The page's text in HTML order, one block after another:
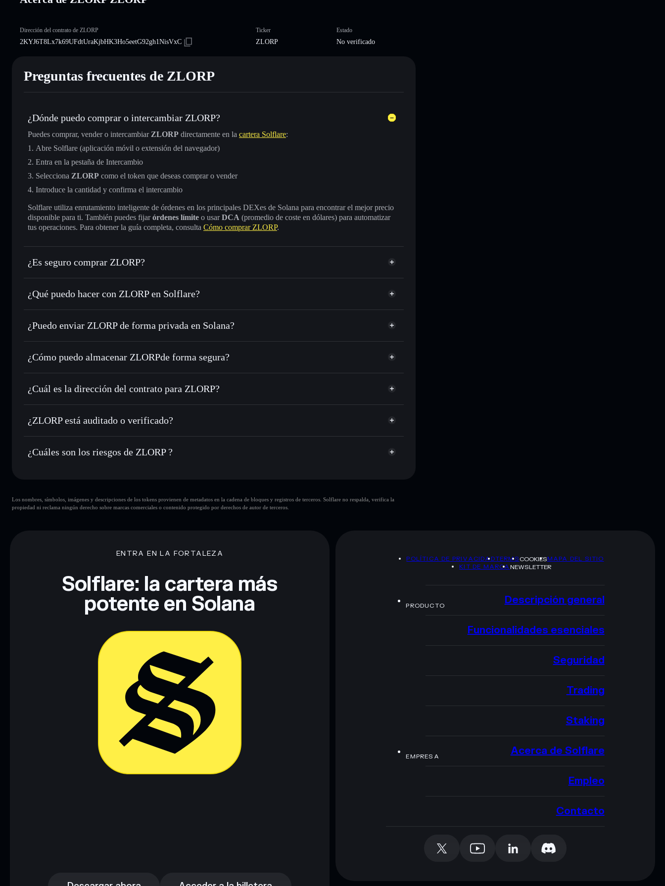
Dirección del contrato de ZLORP
2KYJ6T8Lx7k69UFdtUraKjbHK3Ho5eetG92gh1NisVxC
Ticker
ZLORP
Estado
No verificado
Preguntas frecuentes de ZLORP
¿Dónde puedo comprar o intercambiar ZLORP?
Puedes comprar, vender o intercambiar ZLORP directamente en la cartera Solflare:
Abre Solflare (aplicación móvil o extensión del navegador)
Entra en la pestaña de Intercambio
Selecciona ZLORP como el token que deseas comprar o vender
Introduce la cantidad y confirma el intercambio
Solflare utiliza enrutamiento inteligente de órdenes en los principales DEXes de Solana para encontrar el mejor precio
disponible para ti. También puedes fijarórdenes límite o usarDCA (promedio de coste en dólares) para automatizar
tus operaciones. Para obtener la guía completa, consulta Cómo comprar ZLORP.
¿Es seguro comprar ZLORP?
ZLORP no está verificado
¿Qué puedo hacer con ZLORP en Solflare?
ZLORP
cartera de Solflare
Intercambiar al instante: operar con ZLORP para SOL, USDC o miles de otros tokens de Solana con
Utilizar DCA: promedio de coste en dólares en ZLORP a lo largo del tiempo
Enviar de forma privada: transferir ZLORP sin vincular públicamente las carteras usando el agregador de
privacidad integrado de Solflare
Holdear de forma segura : almacenar ZLORP en una cartera sin custodia donde tú controla tus claves privadas
¿Puedo enviar ZLORP de forma privada en Solana?
agregador de privacidad
¿Cómo puedo almacenar ZLORPde forma segura?
ZLORP cartera sin custodia Solflare
¿Cuál es la dirección del contrato para ZLORP?
ZLORP
2KYJ6T8Lx7k69UFdtUraKjbHK3Ho5eetG92gh1NisVxC
cartera Solflare
¿ZLORP está auditado o verificado?
ZLORP no está verificado actualmente
¿Cuáles son los riesgos de ZLORP ?
ZLORP modificables
Los nombres, símbolos, imágenes y descripciones de los tokens provienen de metadatos en la cadena de bloques y registros de terceros. Solflare no respalda, verifica la
propiedad ni reclama ningún derecho sobre marcas comerciales o contenido protegido por derechos de autor de terceros.
ENTRA EN LA FORTALEZA
Solflare: la cartera más
potente en Solana
POLÍTICA DE PRIVACIDADTERMSCOOKIESMAPA DEL SITIO
KIT DE MARCANEWSLETTER
PRODUCTO Descripción general
Funcionalidades esenciales
Seguridad
Trading
Staking
EMPRESA Acerca de Solflare
Empleo
Contacto